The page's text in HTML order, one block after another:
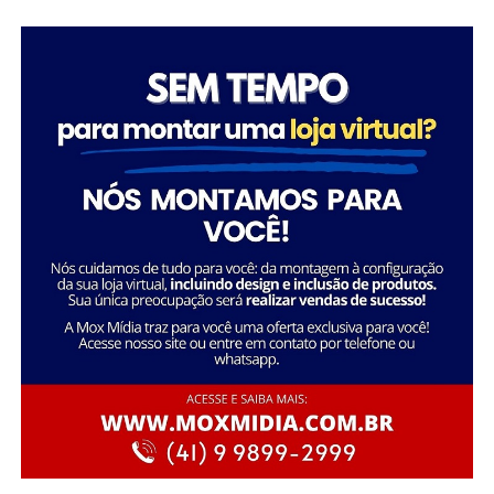
cruzeiristas por mais tempo na cidade, já que muitos
chegam antes do embarque e permanecem em Balneário
Camboriú após o desembarque, beneficiando toda a
cadeia produtiva do turismo”, ressaltou.